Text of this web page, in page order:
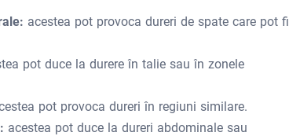
acestea pot provoca dureri de spate care pot fi
pot duce la durere în talie sau în zonele
pot provoca dureri în regiuni similare.
acestea pot duce la dureri abdominale sau